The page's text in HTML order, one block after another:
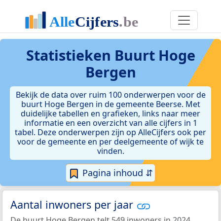
Statistieken Buurt Hoge
Bergen
Bekijk de data over ruim 100 onderwerpen voor de
buurt Hoge Bergen in de gemeente Beerse. Met
duidelijke tabellen en grafieken, links naar meer
informatie en een overzicht van alle cijfers in 1
tabel. Deze onderwerpen zijn op AlleCijfers ook per
voor de gemeente en per deelgemeente of wijk te
vinden.
Pagina inhoud ⇵
Aantal inwoners per jaar